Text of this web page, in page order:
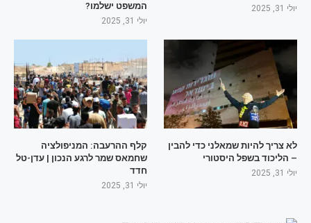
יולי 31, 2025
המשפט ישלמו?
יולי 31, 2025
לא צריך להיות שמאלני כדי להבין
– הליכוד בשפל היסטורי
יולי 31, 2025
קלף ההרעבה: המניפולציה
שחמאס שמר לרגע הנכון | עדן-טל
חדד
יולי 31, 2025